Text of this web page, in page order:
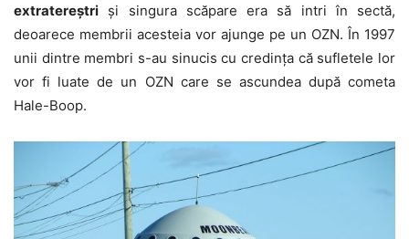
extratereștri și singura scăpare era să intri în sectă,
deoarece membrii acesteia vor ajunge pe un OZN. În 1997
unii dintre membri s-au sinucis cu credința că sufletele lor
vor fi luate de un OZN care se ascundea după cometa
Hale-Boop.